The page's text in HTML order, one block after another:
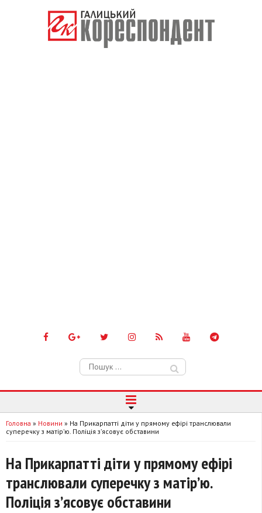
Пошук:
Головна » Новини » На Прикарпатті діти у прямому ефірі транслювали
суперечку з матір’ю. Поліція з’ясовує обставини
На Прикарпатті діти у прямому ефірі
транслювали суперечку з матір’ю.
Поліція з’ясовує обставини